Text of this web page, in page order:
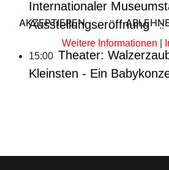
Internationaler
Ausstellungseröffnung ::
15:00 Theater:
Kleinsten - Ein
AKZEPTIEREN
Weitere Informationen